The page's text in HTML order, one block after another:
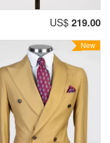
US$ 219.00
New